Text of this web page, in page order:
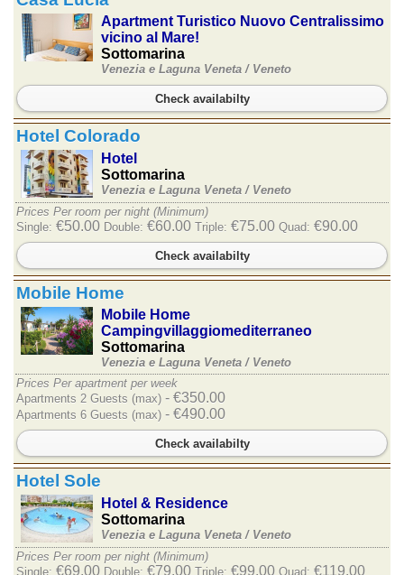
Apartment Turistico Nuovo Centralissimo
vicino al Mare!
Sottomarina
Venezia e Laguna Veneta / Veneto
Check availabilty
Hotel Colorado
Hotel
Sottomarina
Venezia e Laguna Veneta / Veneto
Prices Per room per night (Minimum)
Single: €50.00 Double: €60.00 Triple: €75.00 Quad: €90.00
Check availabilty
Mobile Home
Mobile Home
Campingvillaggiomediterraneo
Sottomarina
Venezia e Laguna Veneta / Veneto
Prices Per apartment per week
Apartments 2 Guests (max) - €350.00
Apartments 6 Guests (max) - €490.00
Check availabilty
Hotel Sole
Hotel & Residence
Sottomarina
Venezia e Laguna Veneta / Veneto
Prices Per room per night (Minimum)
Single: €69.00 Double: €79.00 Triple: €99.00 Quad: €119.00